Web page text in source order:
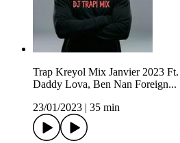
Trap Kreyol Mix Janvier 2023
Daddy Lova, Ben Nan Foreign...
23/01/2023
35 min